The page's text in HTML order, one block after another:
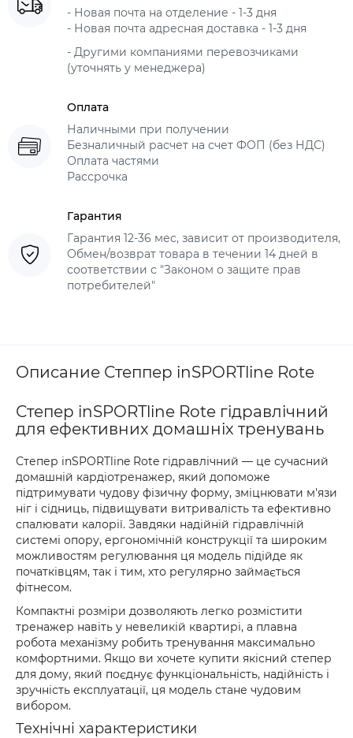
- Новая почта на отделение - 1-3 дня
- Новая почта адресная доставка - 1-3 дня
- Другими компаниями перевозчиками
(уточнять у менеджера)
Оплата
Наличными при получении
Безналичный расчет на счет ФОП (без НДС)
Оплата частями
Рассрочка
Гарантия
Гарантия 12-36 мес, зависит от производителя,
Обмен/возврат товара в течении 14 дней в
соответствии с "Законом о защите прав
потребителей"
Описание Степпер inSPORTline Rote
Степер inSPORTline Rote гідравлічний
для ефективних домашніх тренувань
Степер inSPORTline Rote гідравлічний — це сучасний
домашній кардіотренажер, який допоможе
підтримувати чудову фізичну форму, зміцнювати м'язи
ніг і сідниць, підвищувати витривалість та ефективно
спалювати калорії. Завдяки надійній гідравлічній
системі опору, ергономічній конструкції та широким
можливостям регулювання ця модель підійде як
початківцям, так і тим, хто регулярно займається
фітнесом.
Компактні розміри дозволяють легко розмістити
тренажер навіть у невеликій квартирі, а плавна
робота механізму робить тренування максимально
комфортними. Якщо ви хочете купити якісний степер
для дому, який поєднує функціональність, надійність і
зручність експлуатації, ця модель стане чудовим
вибором.
Технічні характеристики